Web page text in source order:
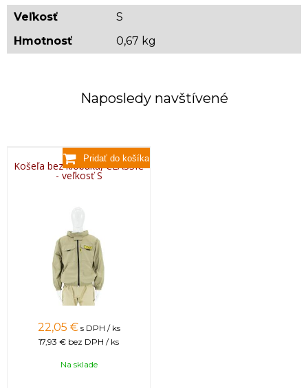
XL
3XL
4XL
198 134 92-
Veľkosť
S
Hmotnosť
0,67 kg
Naposledy navštívené
Košeľa bez klobúka, CLASSIC
- veľkosť S
22,05 € s DPH / ks
17,93 € bez DPH / ks
Na sklade